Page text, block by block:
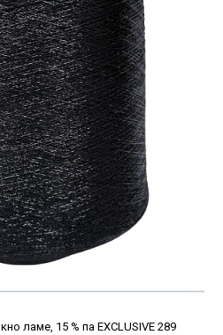
ламе, 15 % па EXCLUSIVE 289